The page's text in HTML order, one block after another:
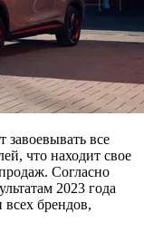
все
что находит свое
Согласно
2023 года
брендов,